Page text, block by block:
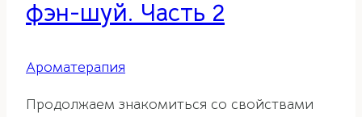
фэн-шуй. Часть 2
Ароматерапия
Продолжаем знакомиться со свойствами